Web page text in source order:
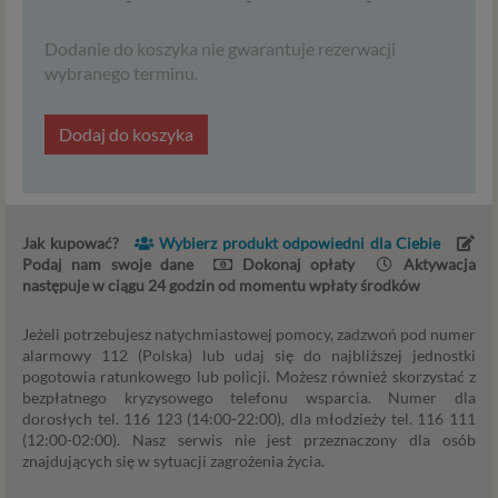
Dodanie do koszyka nie gwarantuje rezerwacji
wybranego terminu.
Dodaj do koszyka
Jak kupować?
Wybierz produkt odpowiedni dla Ciebie
Podaj nam swoje dane
Dokonaj opłaty
Aktywacja
następuje w ciągu 24 godzin od momentu wpłaty środków
Jeżeli potrzebujesz natychmiastowej pomocy, zadzwoń pod numer
alarmowy 112 (Polska) lub udaj się do najbliższej jednostki
pogotowia ratunkowego lub policji. Możesz również skorzystać z
bezpłatnego kryzysowego telefonu wsparcia. Numer dla
dorosłych tel. 116 123 (14:00-22:00), dla młodzieży tel. 116 111
(12:00-02:00). Nasz serwis nie jest przeznaczony dla osób
znajdujących się w sytuacji zagrożenia życia.
podobnych służących do zbierania i przetwarzania danych
osobowych oraz danych eksploatacyjnych w celu
analizowania ruchu na naszych stronach. W ten sposób
technologię tę wykorzystują również nasi Zaufani
które przeglądarka wysyła do serwera przy
każdorazowym wejściu na stronę z tego urządzenia,
podczas gdy odwiedzasz różne strony w Internecie. W
przeglądarki, by ograniczyć lub wyłączyć funkcjonowanie
plików cookies oraz jak usunąć takie pliki z Twojego
urządzenia.
Zaufani Partnerzy
To firmy i inne podmioty, z którymi współpracujemy